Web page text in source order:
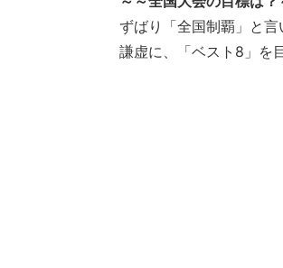
ずばり「全国制覇」と
謙虚に、「ベスト8」を